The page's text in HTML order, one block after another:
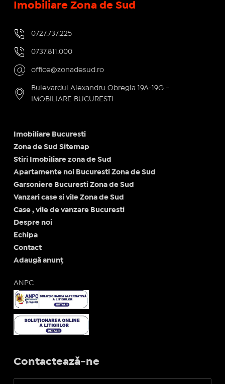
Imobiliare Zona de Sud
0727.737.225
0737.811.000
office@zonadesud.ro
Bulevardul Alexandru Obregia 19A-19G -
IMOBILIARE BUCURESTI
Imobiliare Bucuresti
Zona de Sud Sitemap
Stiri Imobiliare zona de Sud
Apartamente noi Bucuresti Zona de Sud
Garsoniere Bucuresti Zona de Sud
Vanzari case si vile Zona de Sud
Case , vile de vanzare Bucuresti
Despre noi
Echipa
Contact
Adaugă anunț
ANPC
Contactează-ne